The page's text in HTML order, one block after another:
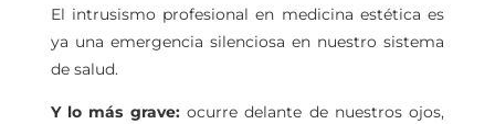
El intrusismo profesional en medicina estética es
ya una emergencia silenciosa en nuestro sistema
de salud.
Y lo más grave:ocurre delante de nuestros ojos,